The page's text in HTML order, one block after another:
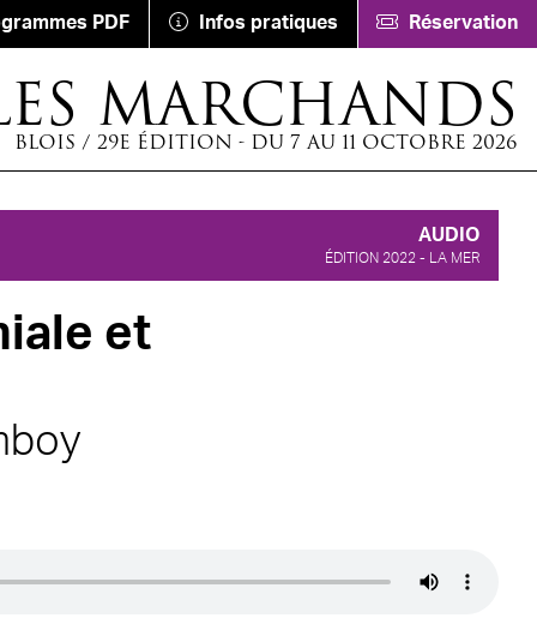
PDF Infos pratiques Réservation
MARCHANDS
BLOIS / 29E ÉDITION - DU 7 AU 11 OCTOBRE 2026
AUDIO
ÉDITION 2022 - LA MER
et